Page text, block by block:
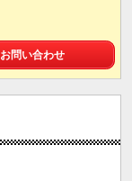
お問い合わせ